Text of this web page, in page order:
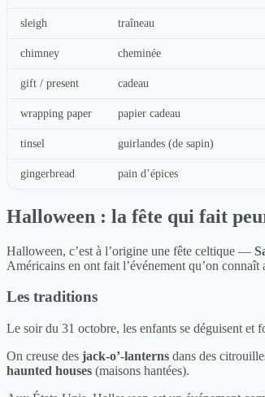
sleigh traîneau
chimney cheminée
gift / present cadeau
wrapping paper papier cadeau
tinsel guirlandes (de sapin)
gingerbread pain d’épices
Halloween : la fête qui fait
Halloween, c’est à l’origine une fête celtique —
Américains en ont fait l’événement qu’on connaît
Les traditions
Le soir du 31 octobre, les enfants se déguisent et
On creuse des jack-o’-lanterns dans des
haunted houses (maisons hantées).